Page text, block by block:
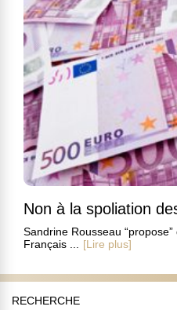
Non à la spoliation
Sandrine Rousseau
Français ...
[Lire plus]
RECHERCHE